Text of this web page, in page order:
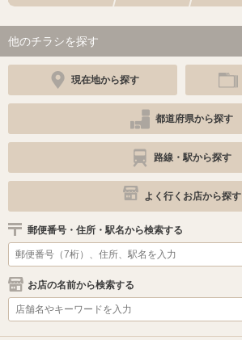
他のチラシを探す
現在地から探す
都道府県から探す
路線・駅から探す
よく行くお店から探す
郵便番号・住所・駅名から検索する
お店の名前から検索する